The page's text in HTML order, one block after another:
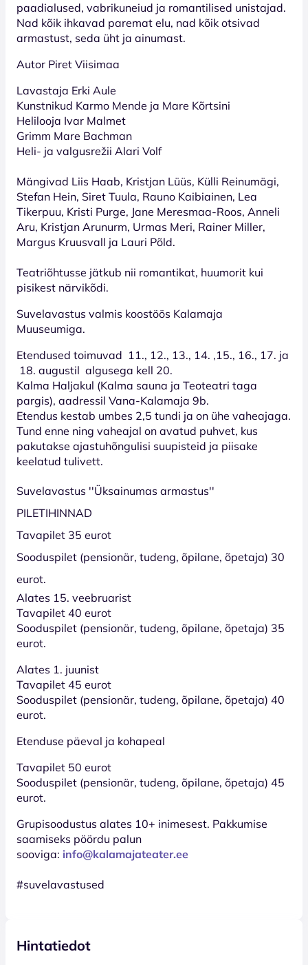
paadialused, vabrikuneiud ja romantilised unistajad.
Nad kõik ihkavad paremat elu, nad kõik otsivad
armastust, seda üht ja ainumast.
Autor Piret Viisimaa
Lavastaja Erki Aule
Kunstnikud Karmo Mende ja Mare Kõrtsini
Helilooja Ivar Malmet
Grimm Mare Bachman
Heli- ja valgusrežii Alari Volf
Mängivad Liis Haab, Kristjan Lüüs, Külli Reinumägi,
Stefan Hein, Siret Tuula, Rauno Kaibiainen, Lea
Tikerpuu, Kristi Purge, Jane Meresmaa-Roos, Anneli
Aru, Kristjan Arunurm, Urmas Meri, Rainer Miller,
Margus Kruusvall ja Lauri Põld.
Teatriõhtusse jätkub nii romantikat, huumorit kui
pisikest närvikõdi.
Suvelavastus valmis koostöös Kalamaja
Muuseumiga.
Etendused toimuvad 11., 12., 13., 14. ,15., 16., 17. ja
18. augustil algusega kell 20.
Kalma Haljakul (Kalma sauna ja Teoteatri taga
pargis), aadressil Vana-Kalamaja 9b.
Etendus kestab umbes 2,5 tundi ja on ühe vaheajaga.
Tund enne ning vaheajal on avatud puhvet, kus
pakutakse ajastuhõngulisi suupisteid ja piisake
keelatud tulivett.
Suvelavastus ''Üksainumas armastus''
PILETIHINNAD
Tavapilet 35 eurot
Sooduspilet (pensionär, tudeng, õpilane, õpetaja) 30
eurot.
Alates 15. veebruarist
Tavapilet 40 eurot
Sooduspilet (pensionär, tudeng, õpilane, õpetaja) 35
eurot.
Alates 1. juunist
Tavapilet 45 eurot
Sooduspilet (pensionär, tudeng, õpilane, õpetaja) 40
eurot.
Etenduse päeval ja kohapeal
Tavapilet 50 eurot
Sooduspilet (pensionär, tudeng, õpilane, õpetaja) 45
eurot.
Grupisoodustus alates 10+ inimesest. Pakkumise
saamiseks pöördu palun
sooviga: info@kalamajateater.ee
#suvelavastused
Hintatiedot